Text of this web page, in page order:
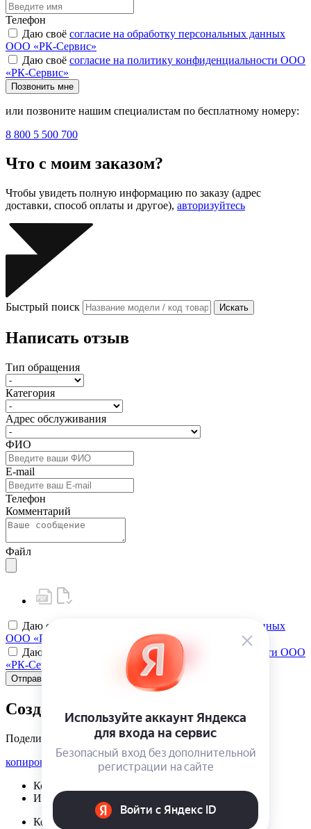
Телефон
Даю своё согласие на обработку персональных данных
ООО «РК-Сервис»
Даю своё согласие на политику конфиденциальности ООО
«РК-Сервис»
Позвонить мне
или позвоните нашим специалистам по бесплатному номеру:
8 800 5 500 700
Что с моим заказом?
Чтобы увидеть полную информацию по заказу (адрес
доставки, способ оплаты и другое), авторизуйтесь
Быстрый поиск Искать
Написать отзыв
Тип обращения
Категория
Адрес обслуживания
ФИО
E-mail
Телефон
Комментарий
Файл
Даю своё
согласие на обработку персональных данных
ООО «РК-Сервис»
Даю своё
согласие на политику конфиденциальности ООО
«РК-Сервис»
Отправить
Создать карту клиента
Поделиться
копировать ссылку
Корзина | {{ cart.items.value.length }}
Избранное | {{ initData.favoriteProducts.length }}
Корзина | {{ cart.items.value.length }}